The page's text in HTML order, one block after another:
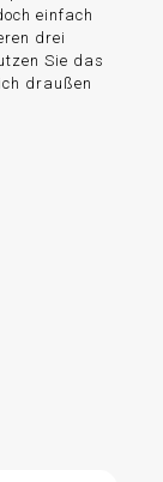
einfach
drei
Sie das
draußen